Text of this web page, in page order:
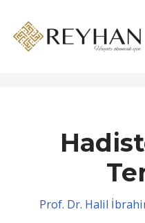
İçeriğe
Prof. Dr. Halil